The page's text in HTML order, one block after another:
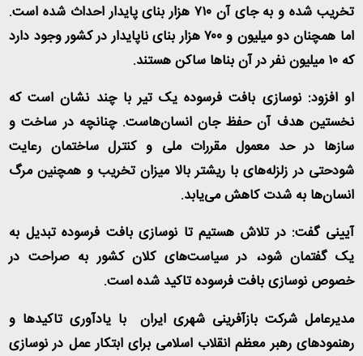
تخریب شده و به جای آن ۷۱۰ هزار بنای پایدار احداث شده است.
اما همچنان دو میلیون و ۷۰۰ هزار بنای ناپایدار در کشور وجود دارد
که ۱۰ میلیون نفر در آن بناها ساکن هستند
.
او افزود: نوسازی بافت فرسوده یک تیر با چند نشان است که
نخستین هدف آن حفظ جان انسان‌هاست. چنانچه در ساخت و
سازها در حد معمول مقررات ملی و کنترل ساختمان رعایت
شودحتی در زلزله‌های با ریشتر بالا میزان تخریب و همچنین مرگ
انسان‌ها به شدت کاهش می‌یابد.
آیینی گفت: در تلاش هستیم تا نوسازی بافت فرسوده تبدیل به
یک گفتمان شود، در سیاست‌های کلان کشور به صراحت در
خصوص نوسازی بافت فرسوده تاکید شده است.
مدیرعامل شرکت بازآفرینی شهری ایران با یادآوری تاکیدها و
رهنمودهای رهبر معظم انقلاب اسلامی برای ابتکار عمل در نوسازی